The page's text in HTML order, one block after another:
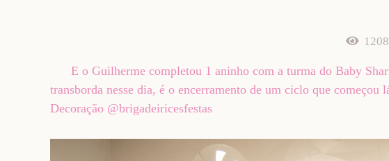
1208
E o Guilherme completou 1 aninho com a turma do Baby
transborda nesse dia, é o encerramento de um ciclo que
Decoração @brigadeiricesfestas